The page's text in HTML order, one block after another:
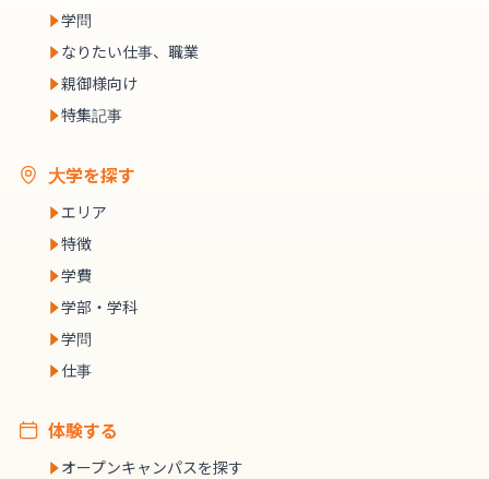
学問
なりたい仕事、職業
親御様向け
特集記事
大学を探す
エリア
特徴
学費
学部・学科
学問
仕事
体験する
オープンキャンパスを探す